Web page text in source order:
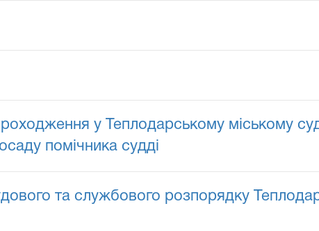
у Теплодарському міському
помічника судді
та службового розпорядку